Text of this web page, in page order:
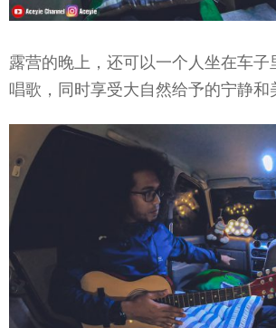
露营的晚上，还可以一个人坐在车子
唱歌，同时享受大自然给予的宁静和